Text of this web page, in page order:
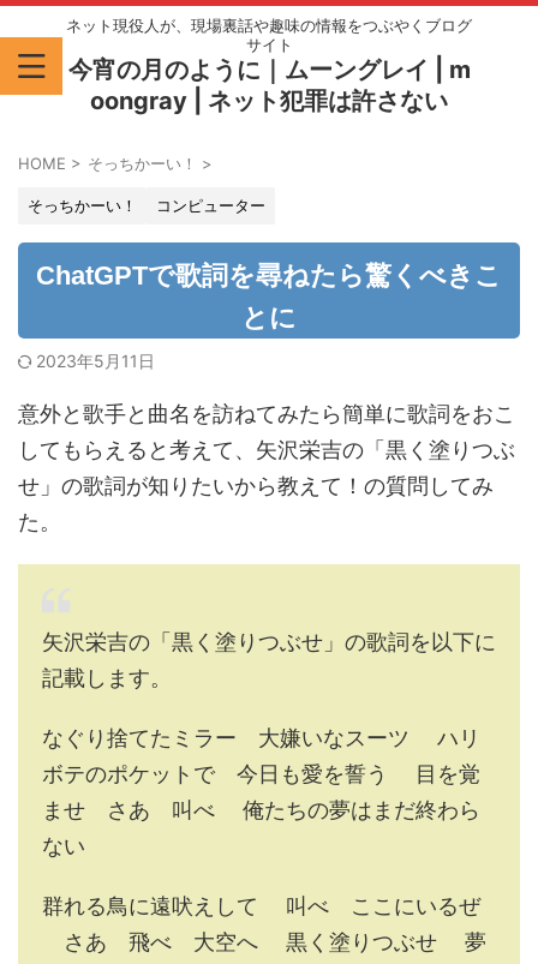
ネット現役人が、現場裏話や趣味の情報をつぶやくブログ
サイト
今宵の月のように｜ムーングレイ | m
oongray | ネット犯罪は許さない
HOME > そっちかーい！ >
そっちかーい！ コンピューター
ChatGPTで歌詞を尋ねたら驚くべきこ
とに
2023年5月11日
意外と歌手と曲名を訪ねてみたら簡単に歌詞をおこ
してもらえると考えて、矢沢栄吉の「黒く塗りつぶ
せ」の歌詞が知りたいから教えて！の質問してみ
た。
矢沢栄吉の「黒く塗りつぶせ」の歌詞を以下に
記載します。
なぐり捨てたミラー 大嫌いなスーツ ハリ
ボテのポケットで 今日も愛を誓う 目を覚
ませ さあ 叫べ 俺たちの夢はまだ終わら
ない
群れる鳥に遠吠えして 叫べ ここにいるぜ
さあ 飛べ 大空へ 黒く塗りつぶせ 夢